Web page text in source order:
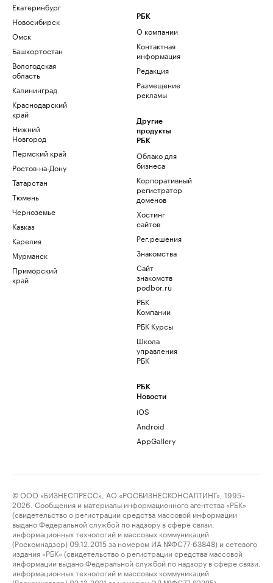
Екатеринбург
Новосибирск
Омск
Башкортостан
Вологодская
область
Калининград
Краснодарский
край
Нижний
Новгород
Пермский край
Ростов-на-Дону
Татарстан
Тюмень
Черноземье
Кавказ
Карелия
Мурманск
Приморский
край
РБК
О компании
Контактная
информация
Редакция
Размещение
рекламы
Другие
продукты
РБК
Облако для
бизнеса
Корпоративный
регистратор
доменов
Хостинг
сайтов
Рег.решения
Знакомства
Сайт
знакомств
podbor.ru
РБК
Компании
РБК Курсы
Школа
управления
РБК
РБК
Новости
iOS
Android
AppGallery
© ООО «БИЗНЕСПРЕСС», АО «РОСБИЗНЕСКОНСАЛТИНГ», 1995–
2026. Сообщения и материалы информационного агентства «РБК»
(свидетельство о регистрации средства массовой информации
выдано Федеральной службой по надзору в сфере связи,
информационных технологий и массовых коммуникаций
(Роскомнадзор) 09.12.2015 за номером ИА №ФС77-63848) и сетевого
издания «РБК» (свидетельство о регистрации средства массовой
информации выдано Федеральной службой по надзору в сфере связи,
информационных технологий и массовых коммуникаций